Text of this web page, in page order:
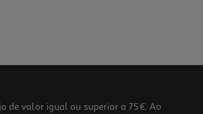
de valor igual ou superior a 75€. Ao